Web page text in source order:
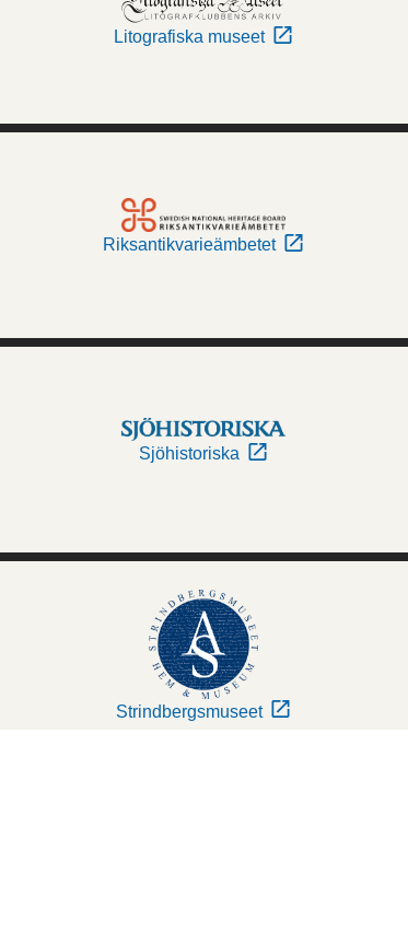
Litografiska museet
Riksantikvarieämbetet
Sjöhistoriska
Strindbergsmuseet